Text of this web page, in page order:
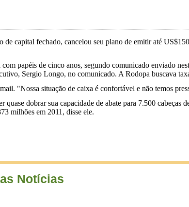
capital fechado, cancelou seu plano de emitir até
papéis de cinco anos, segundo comunicado enviado
Sergio Longo, no comunicado. A Rodopa buscava
"Nossa situação de caixa é confortável e não temos
dobrar sua capacidade de abate para 7.500 cabeças
milhões em 2011, disse ele.
Notícias